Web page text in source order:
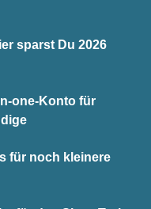
sparst Du 2026
one-Konto für
für noch kleinere